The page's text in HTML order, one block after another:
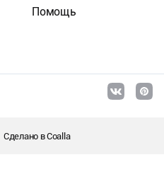
Помощь
Сделано вCoalla